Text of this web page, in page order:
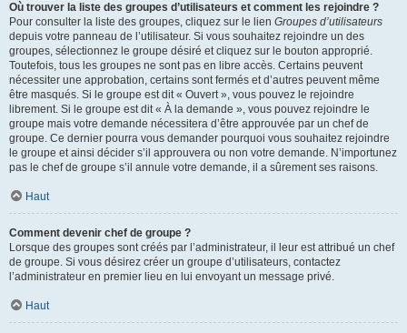
Où trouver la liste des groupes d’utilisateurs et comment les rejoindre ?
Pour consulter la liste des groupes, cliquez sur le lien Groupes d’utilisateurs
depuis votre panneau de l’utilisateur. Si vous souhaitez rejoindre un des
groupes, sélectionnez le groupe désiré et cliquez sur le bouton approprié.
Toutefois, tous les groupes ne sont pas en libre accès. Certains peuvent
nécessiter une approbation, certains sont fermés et d’autres peuvent même
être masqués. Si le groupe est dit « Ouvert », vous pouvez le rejoindre
librement. Si le groupe est dit « À la demande », vous pouvez rejoindre le
groupe mais votre demande nécessitera d’être approuvée par un chef de
groupe. Ce dernier pourra vous demander pourquoi vous souhaitez rejoindre
le groupe et ainsi décider s’il approuvera ou non votre demande. N’importunez
pas le chef de groupe s’il annule votre demande, il a sûrement ses raisons.
Haut
Comment devenir chef de groupe ?
Lorsque des groupes sont créés par l’administrateur, il leur est attribué un chef
de groupe. Si vous désirez créer un groupe d’utilisateurs, contactez
l’administrateur en premier lieu en lui envoyant un message privé.
Haut